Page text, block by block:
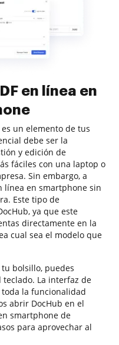
en línea en
un elemento de tus
debe ser la
y edición de
fáciles con una laptop o
Sin embargo, a
línea en smartphone sin
Este tipo de
ya que este
directamente en la
cual sea el modelo que
bolsillo, puedes
teclado. La interfaz de
la funcionalidad
abrir DocHub en el
smartphone de
para aprovechar al